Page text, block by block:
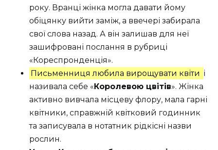
року. Вранці жінка могла давати йому
обіцянку вийти заміж, а ввечері забирала
свої слова назад. А він залишав для неї
зашифровані послання в рубриці
«Кореспронденція».
Письменниця любила вирощувати квіти і
називала себе «Королевою цвітів». Жінка
активно вивчала місцеву флору, мала гарні
квітники, справжній квітковий годинник
та записувала в нотатник рідкісні назви
рослин.